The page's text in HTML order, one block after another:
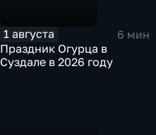
1 августа
6 мин
Праздник Огурца в
Суздале в 2026 году